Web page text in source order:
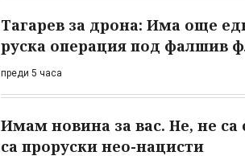
Тагарев за дрона: Има още
руска операция под фалшив
преди 5 часа
Имам новина за вас. Не, не са
са проруски нео-нацисти